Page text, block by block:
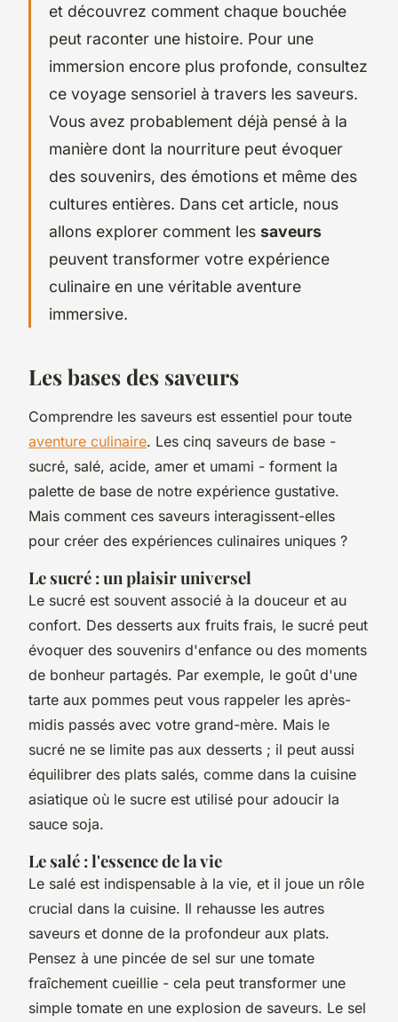
et découvrez comment chaque bouchée
peut raconter une histoire. Pour une
immersion encore plus profonde, consultez
ce voyage sensoriel à travers les saveurs.
Vous avez probablement déjà pensé à la
manière dont la nourriture peut évoquer
des souvenirs, des émotions et même des
cultures entières. Dans cet article, nous
allons explorer comment les saveurs
peuvent transformer votre expérience
culinaire en une véritable aventure
immersive.
Les bases des saveurs
Comprendre les saveurs est essentiel pour toute
aventure culinaire. Les cinq saveurs de base -
sucré, salé, acide, amer et umami - forment la
palette de base de notre expérience gustative.
Mais comment ces saveurs interagissent-elles
pour créer des expériences culinaires uniques ?
Le sucré : un plaisir universel
Le sucré est souvent associé à la douceur et au
confort. Des desserts aux fruits frais, le sucré peut
évoquer des souvenirs d'enfance ou des moments
de bonheur partagés. Par exemple, le goût d'une
tarte aux pommes peut vous rappeler les après-
midis passés avec votre grand-mère. Mais le
sucré ne se limite pas aux desserts ; il peut aussi
équilibrer des plats salés, comme dans la cuisine
asiatique où le sucre est utilisé pour adoucir la
sauce soja.
Le salé : l'essence de la vie
Le salé est indispensable à la vie, et il joue un rôle
crucial dans la cuisine. Il rehausse les autres
saveurs et donne de la profondeur aux plats.
Pensez à une pincée de sel sur une tomate
fraîchement cueillie - cela peut transformer une
simple tomate en une explosion de saveurs. Le sel